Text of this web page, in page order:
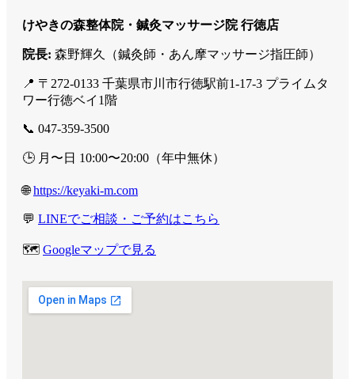
けやきの森整体院・鍼灸マッサージ院 行徳店
院長: 森野輝久（鍼灸師・あん摩マッサージ指圧師）
📍 〒272-0133 千葉県市川市行徳駅前1-17-3 プライムタ
ワー行徳ベイ1階
📞 047-359-3500
🕒 月〜日 10:00〜20:00（年中無休）
🌐https://keyaki-m.com
💬 LINEでご相談・ご予約はこちら
🗺️ Googleマップで見る